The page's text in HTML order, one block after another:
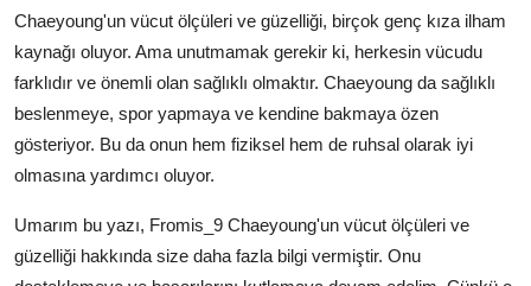
Chaeyoung'un vücut ölçüleri ve güzelliği, birçok genç kıza ilham
kaynağı oluyor. Ama unutmamak gerekir ki, herkesin vücudu
farklıdır ve önemli olan sağlıklı olmaktır. Chaeyoung da sağlıklı
beslenmeye, spor yapmaya ve kendine bakmaya özen
gösteriyor. Bu da onun hem fiziksel hem de ruhsal olarak iyi
olmasına yardımcı oluyor.
Umarım bu yazı, Fromis_9 Chaeyoung'un vücut ölçüleri ve
güzelliği hakkında size daha fazla bilgi vermiştir. Onu